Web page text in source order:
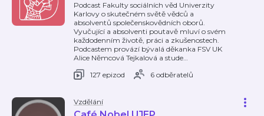
Podcast Fakulty sociálních věd Univerzity
Karlovy o skutečném světě vědců a
absolventů společenskovědních oborů.
Vyučující a absolventi poutavě mluví o svém
každodenním životě, práci a zkušenostech.
Podcastem provází bývalá děkanka FSV UK
Alice Němcová Tejkalová a stude…
127 epizod
6 odběratelů
Vzdělání